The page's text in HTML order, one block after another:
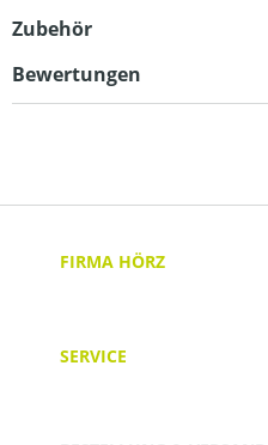
Zubehör
Bewertungen
FIRMA HÖRZ
SERVICE